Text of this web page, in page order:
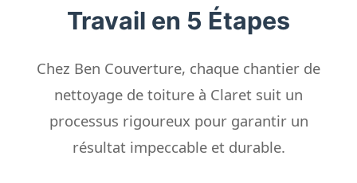
Travail en 5 Étapes
Chez Ben Couverture, chaque chantier de
nettoyage de toiture à Claret suit un
processus rigoureux pour garantir un
résultat impeccable et durable.